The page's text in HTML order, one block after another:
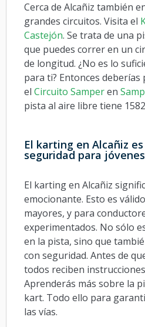
Cerca de Alcañiz también
grandes circuitos. Visita el
Castejón. Se trata de una
que puedes correr en un
de longitud. ¿No es lo
para ti? Entonces
el Circuito Samperen
pista al aire libre tiene
El karting en Alcañiz
seguridad para
El karting en Alcañiz
emocionante. Esto es
mayores, y para
experimentados. No sólo
en la pista, sino que
con seguridad. Antes de
todos reciben
Aprenderás más sobre la
kart. Todo ello para
las vías.